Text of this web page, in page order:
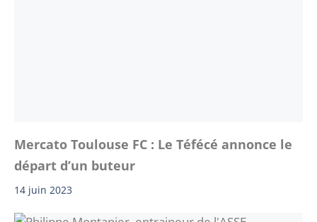
Mercato Toulouse FC : Le Téfécé annonce le
départ d’un buteur
14 juin 2023